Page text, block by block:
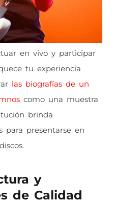
en vivo y participar
tu experiencia
las biografías de un
como una muestra
brinda
para presentarse en
y
de Calidad